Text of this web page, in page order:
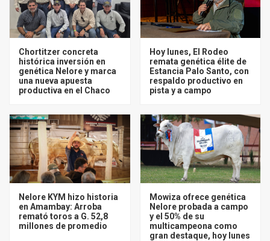
Chortitzer concreta
histórica inversión en
genética Nelore y marca
una nueva apuesta
productiva en el Chaco
Hoy lunes, El Rodeo
remata genética élite de
Estancia Palo Santo, con
respaldo productivo en
pista y a campo
Nelore KYM hizo historia
en Amambay: Arroba
remató toros a G. 52,8
millones de promedio
Mowiza ofrece genética
Nelore probada a campo
y el 50% de su
multicampeona como
gran destaque, hoy lunes